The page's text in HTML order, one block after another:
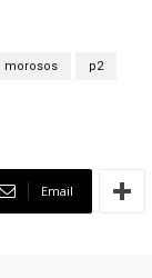
morosos p2
Email